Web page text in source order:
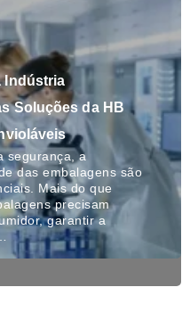
Indústria
Soluções da HB
segurança, a
das embalagens são
Mais do que
precisam
garantir a